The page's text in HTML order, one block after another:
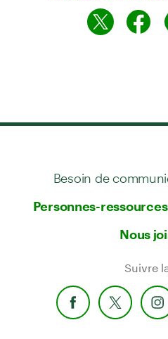
Besoin de
Personnes-
Nous
Suivre